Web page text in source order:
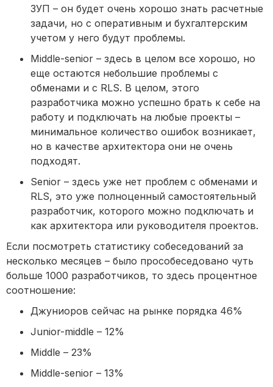
ЗУП – он будет очень хорошо знать расчетные
задачи, но с оперативным и бухгалтерским
учетом у него будут проблемы.
Middle-senior – здесь в целом все хорошо, но
еще остаются небольшие проблемы с
обменами и с RLS. В целом, этого
разработчика можно успешно брать к себе на
работу и подключать на любые проекты –
минимальное количество ошибок возникает,
но в качестве архитектора они не очень
подходят.
Senior – здесь уже нет проблем с обменами и
RLS, это уже полноценный самостоятельный
разработчик, которого можно подключать и
как архитектора или руководителя проектов.
Если посмотреть статистику собеседований за
несколько месяцев – было прособеседовано чуть
больше 1000 разработчиков, то здесь процентное
соотношение:
Джуниоров сейчас на рынке порядка 46%
Junior-middle – 12%
Middle – 23%
Middle-senior – 13%